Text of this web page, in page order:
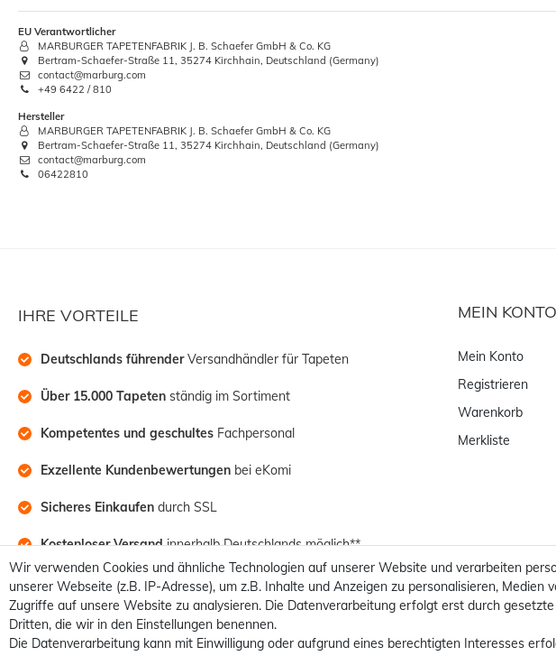
EU Verantwortlicher
MARBURGER TAPETENFABRIK J. B. Schaefer GmbH & Co. KG
Bertram-Schaefer-Straße 11, 35274 Kirchhain, Deutschland (Germany)
contact@marburg.com
+49 6422 / 810
Hersteller
MARBURGER TAPETENFABRIK J. B. Schaefer GmbH & Co. KG
Bertram-Schaefer-Straße 11, 35274 Kirchhain, Deutschland (Germany)
contact@marburg.com
06422810
12,01 €
Grundpreis: 12,01 € / Kilogramm
2,29 €
IHRE VORTEILE
Deutschlands führender Versandhändler für Tapeten
Über 15.000 Tapeten ständig im Sortiment
Kompetentes und geschultes Fachpersonal
Exzellente Kundenbewertungen bei eKomi
Sicheres Einkaufen durch SSL
Kostenloser Versand innerhalb Deutschlands möglich**
MEIN KONTO
Mein Konto
Registrieren
Warenkorb
Merkliste
Wir verwenden Cookies und ähnliche Technologien auf unserer Website und verarbeiten
unserer Webseite (z.B. IP-Adresse), um z.B. Inhalte und Anzeigen zu personalisieren, Medien
Zugriffe auf unsere Website zu analysieren. Die Datenverarbeitung erfolgt erst durch
Dritten, die wir in den Einstellungen benennen.
Die Datenverarbeitung kann mit Einwilligung oder aufgrund eines berechtigten Interesses